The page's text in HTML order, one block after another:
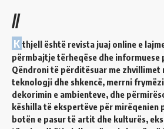
//
K thjell është revista juaj online e
përmbajtje tërheqëse dhe informuese
Qëndroni të përditësuar me zhvillimet
teknologji dhe shkencë, merrni
dekorimin e ambienteve, dhe
këshilla të ekspertëve për mirëqenien
botën e pasur të artit dhe kulturës,